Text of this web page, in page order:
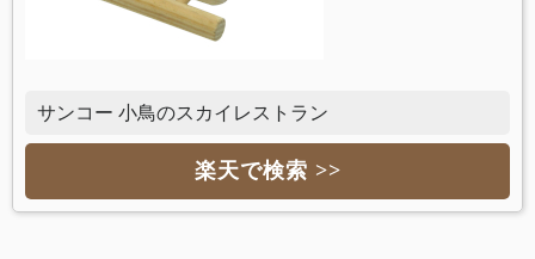
サンコー 小鳥のスカイレストラン
楽天で検索 >>